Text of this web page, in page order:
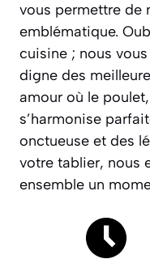
vous permettre de
emblématique.
cuisine ; nous
digne des
amour où le
s’harmonise
onctueuse et des
votre tablier, nous
ensemble un